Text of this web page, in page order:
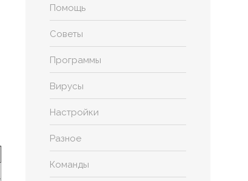
Помощь
Советы
Программы
Вирусы
Настройки
Разное
Команды